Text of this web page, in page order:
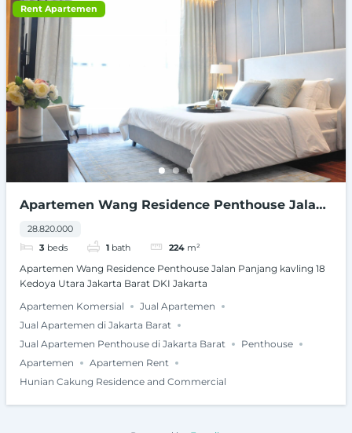
Rent Apartemen
Apartemen Wang Residence Penthouse Jalan
Panjang kavling 18 Kedoya Utara Jakarta Barat
DKI Jakarta
28.820.000
3 beds 1 bath 224 m²
Apartemen Wang Residence Penthouse Jalan Panjang kavling 18
Kedoya Utara Jakarta Barat DKI Jakarta
Apartemen Komersial
Jual Apartemen
Jual Apartemen di Jakarta Barat
Jual Apartemen Penthouse di Jakarta Barat
Penthouse
Apartemen
Apartemen Rent
Hunian Cakung Residence and Commercial